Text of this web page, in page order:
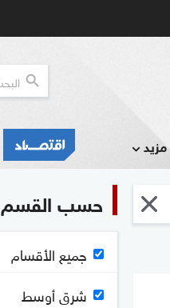
مزيد
حسب القسم
جميع الأقسام
شرق أوسط